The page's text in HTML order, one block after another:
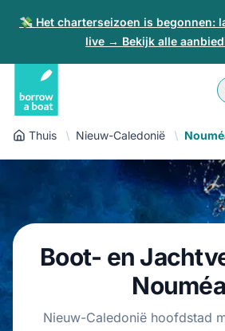
💸 Het charterseizoen is begonnen:
live → Bekijk alle
Inloggen
Inschrijven
Voor partners
Złoty
English
Nederlands
Español
Thuis Nieuw-Caledonië
Boot- en
Nouméa
Nieuw-Caledonië hoofdstad